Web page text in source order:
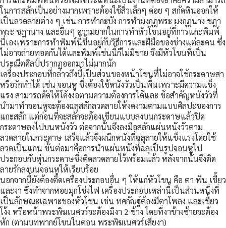
ในการสลักเป็นอย่างมากเพราะต้องใช้สิ่วเล็กๆ ค่อย ๆ สกัดหินออกให้
เป็นลวดลายต่าง ๆ เช่น การทำกะบัง การทำมงกุฎพระ มงกุฎนาง ชฎา
พระ ชฎานาง และอื่นๆ ความยากในการทำหัวโขนอยู่ที่การแกะพิมพ์
นี่เองเพราะการทำพิมพ์นี้ขึ้นอยู่กับวิธีการและฝีมือของช่างแต่ละคน ซึ่ง
ไม่อาจถ่ายทอดกันได้และพิมพ์เช่นนี้ก็ไม่มีขาย จึงมีหัวโขนที่เป็น
ประณีตศิลป์ปรากฏออกมาไม่มากนัก
เครื่องประกอบที่กล่าวถึงนี้เป็นส่วนของหน้าโขนที่ไม่อาจใช้กระดาษสา
หรือรักทำได้ เช่น จอนหู ซึ่งต้องใช้หนังวัวเป็นพื้นเพราะมีความแข็ง
แรง สามารถดัดให้โค้งงอตามความต้องการได้และ ข้อสำคัญหนังวัวที่
นำมาทำจอนหูจะต้องฉลุสลักลวดลายให้งดงามตามแบบศิลปะของการ
แกะสลัก แต่ก่อนที่จะสลักจะต้องเขียนแบบลงบนกระดาษแล้วปิด
กระดาษลงไปบนหนังวัว ต่อจากนั้นจึงลงมือสลักแผ่นหนังวัวตาม
ลวดลายในกระดาษ เสร็จแล้วจึงผนึกหนังที่ฉลุลายให้แข็งแรงโดยใช้
ลวดเป็นแกน ขั้นต่อมาคือการนำแผ่นหนังที่ฉลุเป็นรูปจอนหูไป
ประกอบกับหุ่นกระดาษซึ่งติดลวดลายไว้พร้อมแล้ว หลังจากนั้นจึงติด
ลายรักลงบนจอนหูให้เรียบร้อย
นอกจากนี้ยังต้องติดเครื่องประกอบอื่น ๆ ให้แก่หัวโขน คือ ตา ฟัน เขี้ยว
และงา ซึ่งทำจากหอยมุกโข่งไฟ เครื่องประกอบเหล่านี้เป็นส่วนหนึ่งที่
เป็นลักษณะเฉพาะของหัวโขน เช่น ทศกัณฐ์ต้องมีตาโพลง และเขี้ยว
โง้ง หรือหน้าพระพิฆเนศวร์จะต้องมีงา 2 ข้าง โดยที่งาข้างซ้ายจะต้อง
หัก (ตามบทพากย์โขนในตอน พระพิฆเนศวร์เสียงา)